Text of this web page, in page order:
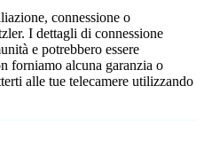
connessione o
I dettagli di connessione
e potrebbero essere
forniamo alcuna garanzia o
alle tue telecamere utilizzando